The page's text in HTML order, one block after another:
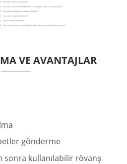
VE AVANTAJLAR
gönderme
sonra kullanılabilir rövanş